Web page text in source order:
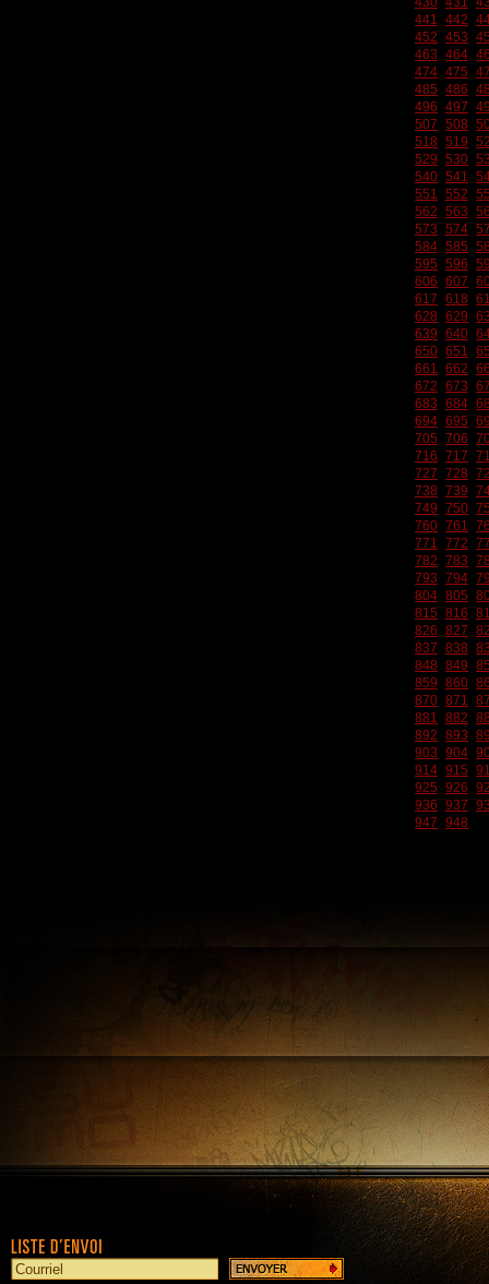
441 442
452 453
463 464
474 475
485 486
496 497
507 508
518 519
529 530
540 541
551 552
562 563
573 574
584 585
595 596
606 607
617 618
628 629
639 640
650 651
661 662
672 673
683 684
694 695
705 706
716 717
727 728
738 739
749 750
760 761
771 772
782 783
793 794
804 805
815 816
826 827
837 838
848 849
859 860
870 871
881 882
892 893
903 904
914 915
925 926
936 937
947 948